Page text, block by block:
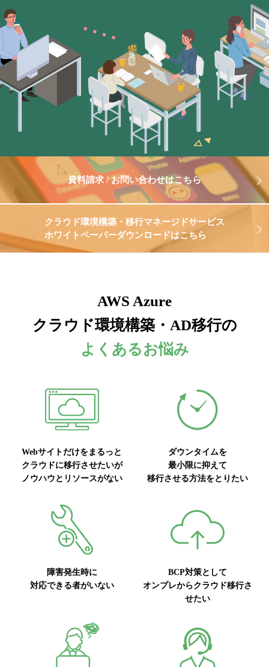
資料請求 / お問い合わせはこちら
クラウド環境構築・移行マネージドサービス
ホワイトペーパーダウンロードはこちら
AWS Azure
クラウド環境構築・AD移行の
よくあるお悩み
Webサイトだけをまるっと
クラウドに移行させたいが
ノウハウとリソースがない
ダウンタイムを
最小限に抑えて
移行させる方法をとりたい
障害発生時に
対応できる者がいない
BCP対策として
オンプレからクラウド移行さ
せたい